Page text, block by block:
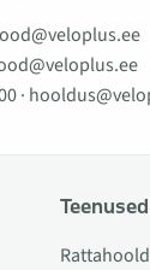
·
Teenused